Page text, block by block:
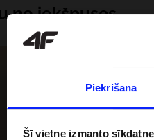
Piekrišana
Šī vietne izmanto
no iekšpuses